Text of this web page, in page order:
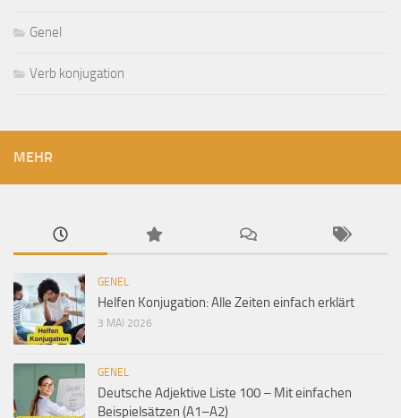
Genel
Verb konjugation
MEHR
GENEL
Helfen Konjugation: Alle Zeiten einfach erklärt
3 MAI 2026
GENEL
Deutsche Adjektive Liste 100 – Mit einfachen
Beispielsätzen (A1–A2)